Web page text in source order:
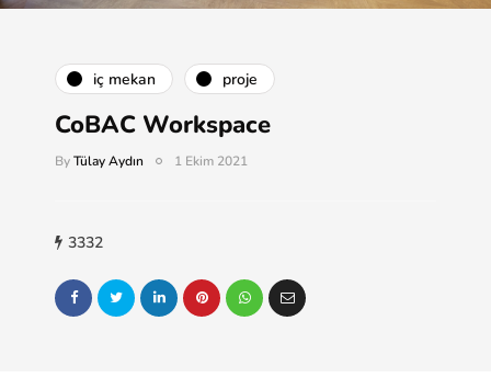
i̇ç mekan proje
CoBAC Workspace
ByTülay Aydın 1 Ekim 2021
3332